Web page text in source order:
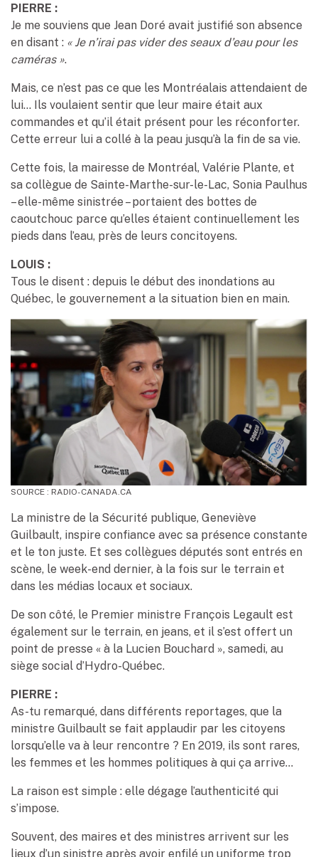
PIERRE :
Je me souviens que Jean Doré avait justifié son absence
en disant : « Je n’irai pas vider des seaux d’eau pour les
caméras ».
Mais, ce n’est pas ce que les Montréalais attendaient de
lui… Ils voulaient sentir que leur maire était aux
commandes et qu’il était présent pour les réconforter.
Cette erreur lui a collé à la peau jusqu’à la fin de sa vie.
Cette fois, la mairesse de Montréal, Valérie Plante, et
sa collègue de Sainte-Marthe-sur-le-Lac, Sonia Paulhus
– elle-même sinistrée – portaient des bottes de
caoutchouc parce qu’elles étaient continuellement les
pieds dans l’eau, près de leurs concitoyens.
LOUIS :
Tous le disent : depuis le début des inondations au
Québec, le gouvernement a la situation bien en main.
SOURCE : RADIO-CANADA.CA
La ministre de la Sécurité publique, Geneviève
Guilbault, inspire confiance avec sa présence constante
et le ton juste. Et ses collègues députés sont entrés en
scène, le week-end dernier, à la fois sur le terrain et
dans les médias locaux et sociaux.
De son côté, le Premier ministre François Legault est
également sur le terrain, en jeans, et il s’est offert un
point de presse « à la Lucien Bouchard », samedi, au
siège social d’Hydro-Québec.
PIERRE :
As-tu remarqué, dans différents reportages, que la
ministre Guilbault se fait applaudir par les citoyens
lorsqu’elle va à leur rencontre ? En 2019, ils sont rares,
les femmes et les hommes politiques à qui ça arrive…
La raison est simple : elle dégage l’authenticité qui
s’impose.
Souvent, des maires et des ministres arrivent sur les
lieux d’un sinistre après avoir enfilé un uniforme trop